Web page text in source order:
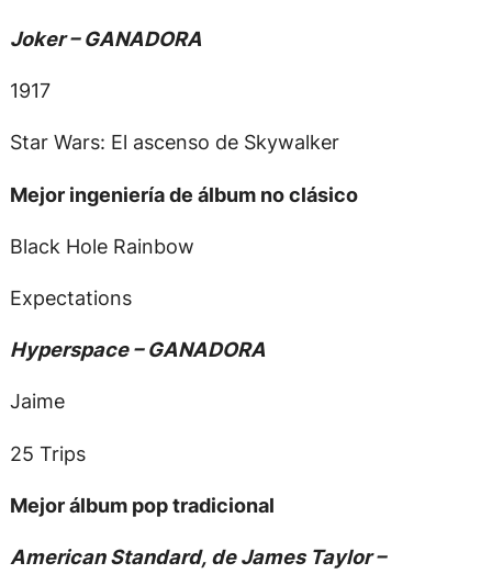
Joker – GANADORA
1917
Star Wars: El ascenso de Skywalker
Mejor ingeniería de álbum no clásico
Black Hole Rainbow
Expectations
Hyperspace – GANADORA
Jaime
25 Trips
Mejor álbum pop tradicional
American Standard, de James Taylor –